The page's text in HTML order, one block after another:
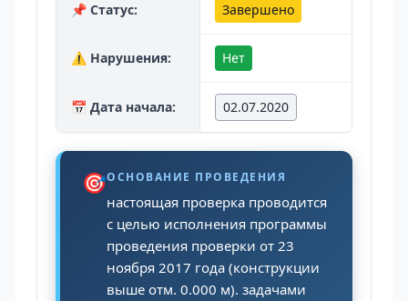
📌 Статус: Завершено
⚠️ Нарушения: Нет
📅 Дата начала: 02.07.2020
🎯ОСНОВАНИЕ ПРОВЕДЕНИЯ
настоящая проверка проводится
с целью исполнения программы
проведения проверки от 23
ноября 2017 года (конструкции
выше отм. 0.000 м). задачами